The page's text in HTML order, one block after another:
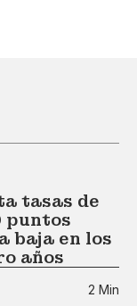
tasas de
puntos
baja en los
años
2 Min